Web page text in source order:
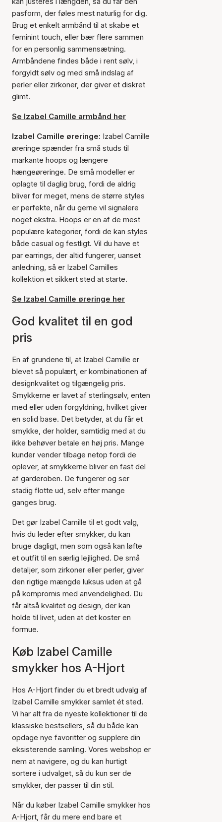
pasform, der føles mest naturlig for dig.
Brug et enkelt armbånd til at skabe et
feminint touch, eller bær flere sammen
for en personlig sammensætning.
Armbåndene findes både i rent sølv, i
forgyldt sølv og med små indslag af
perler eller zirkoner, der giver et diskret
glimt.
Se Izabel Camille armbånd her
Izabel Camille øreringe: Izabel Camille
øreringe spænder fra små studs til
markante hoops og længere
hængeøreringe. De små modeller er
oplagte til daglig brug, fordi de aldrig
bliver for meget, mens de større styles
er perfekte, når du gerne vil signalere
noget ekstra. Hoops er en af de mest
populære kategorier, fordi de kan styles
både casual og festligt. Vil du have et
par earrings, der altid fungerer, uanset
anledning, så er Izabel Camilles
kollektion et sikkert sted at starte.
Se Izabel Camille øreringe her
God kvalitet til en god
pris
En af grundene til, at Izabel Camille er
blevet så populært, er kombinationen af
designkvalitet og tilgængelig pris.
Smykkerne er lavet af sterlingsølv, enten
med eller uden forgyldning, hvilket giver
en solid base. Det betyder, at du får et
smykke, der holder, samtidig med at du
ikke behøver betale en høj pris. Mange
kunder vender tilbage netop fordi de
oplever, at smykkerne bliver en fast del
af garderoben. De fungerer og ser
stadig flotte ud, selv efter mange
ganges brug.
Det gør Izabel Camille til et godt valg,
hvis du leder efter smykker, du kan
bruge dagligt, men som også kan løfte
et outfit til en særlig lejlighed. De små
detaljer, som zirkoner eller perler, giver
den rigtige mængde luksus uden at gå
på kompromis med anvendelighed. Du
får altså kvalitet og design, der kan
holde til livet, uden at det koster en
formue.
Køb Izabel Camille
smykker hos A-Hjort
Hos A-Hjort finder du et bredt udvalg af
Izabel Camille smykker samlet ét sted.
Vi har alt fra de nyeste kollektioner til de
klassiske bestsellers, så du både kan
opdage nye favoritter og supplere din
eksisterende samling. Vores webshop er
nem at navigere, og du kan hurtigt
sortere i udvalget, så du kun ser de
smykker, der passer til din stil.
Når du køber Izabel Camille smykker hos
A-Hjort, får du mere end bare et